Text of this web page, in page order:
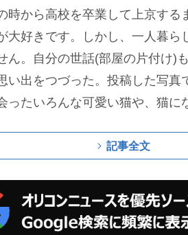
時から高校を卒業して上京する
大好きです。しかし、一人暮ら
ん。自分の世話(部屋の片付け)
い出をつづった。投稿した写真
ったいろんな可愛い猫や、猫に
計を立てる投資家。25歳でプロ
バブル、リーマンショックなど
産は現在7億円とされる。
記事全文